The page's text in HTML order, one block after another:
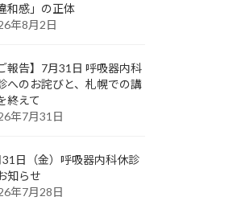
和感」の正体
年8月2日
ご報告】7月31日 呼吸器内科
へのお詫びと、札幌での講
終えて
年7月31日
31日（金）呼吸器内科休診
知らせ
年7月28日